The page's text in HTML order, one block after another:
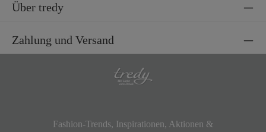
Über tredy
Zahlung und Versand
Fashion-Trends, Inspirationen, Aktionen &